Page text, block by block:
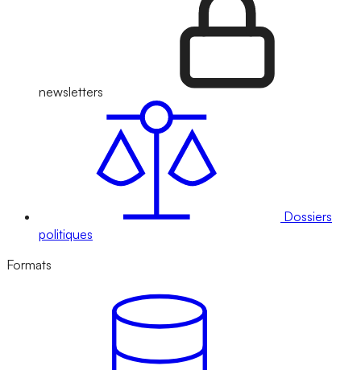
newsletters
Dossiers
politiques
Formats